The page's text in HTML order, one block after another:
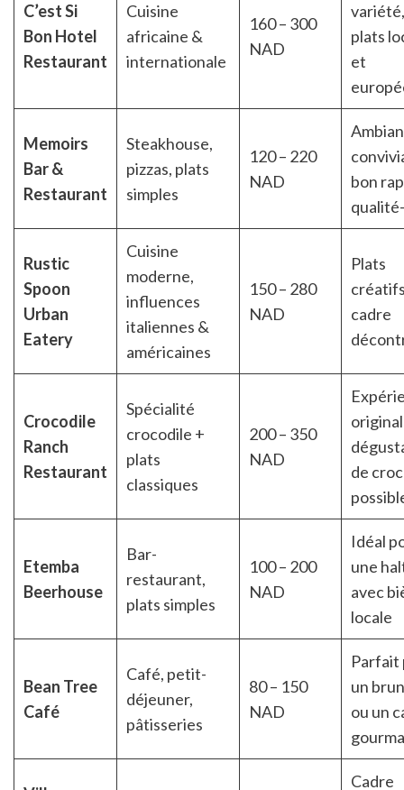
C’est Si
Bon Hotel
Restaurant
Cuisine
africaine &
internationale
160 – 300
NAD
variété,
plats
et
Memoirs
Bar &
Restaurant
Steakhouse,
pizzas, plats
simples
120 – 220
NAD
bon
Rustic
Spoon
Urban
Eatery
Cuisine
moderne,
influences
italiennes &
américaines
150 – 280
NAD
Plats
cadre
Crocodile
Ranch
Restaurant
Spécialité
crocodile +
plats
classiques
200 – 350
NAD
de
Etemba
Beerhouse
Bar-
restaurant,
plats simples
100 – 200
NAD
Idéal
une
avec
locale
Bean Tree
Café
Café, petit-
déjeuner,
pâtisseries
80 – 150
NAD
Parfait
un
ou un
Cadre